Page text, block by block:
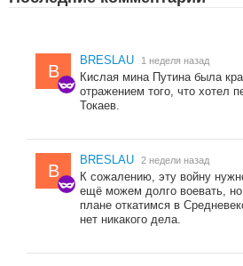
B
BRESLAU 1 неделя назад
Кислая мина Путина была
отражением того, что хотел
Токаев.
B
BRESLAU 2 недели назад
К сожалению, эту войну
ещё можем долго воевать,
плане откатимся в
нет никакого дела.